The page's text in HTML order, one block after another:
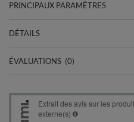
PRINCIPAUX PARAMÈTRES
DÉTAILS
ÉVALUATIONS (0)